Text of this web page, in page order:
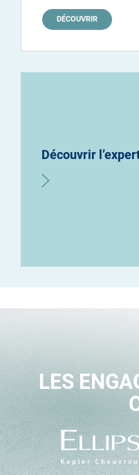
DÉCOUVRIR
Découvrir
LES